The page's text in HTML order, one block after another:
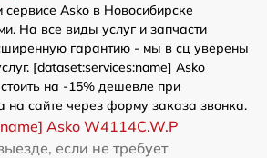
Asko в Новосибирске
На все виды услуг и запчасти
гарантию - мы в сц уверены
[dataset:services:name] Asko
на -15% дешевле при
на сайте через форму заказа звонка.
Asko W4114C.W.P
если не требует